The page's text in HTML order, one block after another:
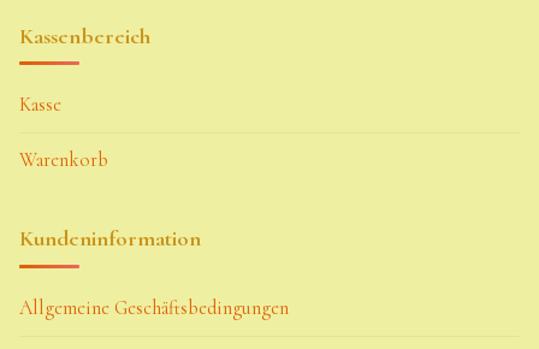
Kassenbereich
Kasse
Warenkorb
Kundeninformation
Allgemeine Geschäftsbedingungen